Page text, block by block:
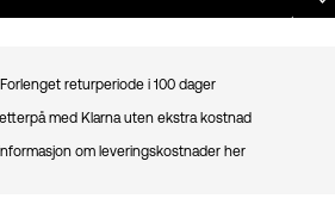
Forlenget returperiode i 100 dager
med Klarna uten ekstra kostnad
om leveringskostnader her